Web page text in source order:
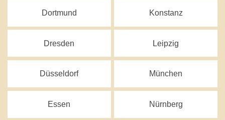
Dortmund
Dresden
Düsseldorf
Essen
Konstanz
Leipzig
München
Nürnberg